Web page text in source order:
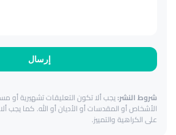
إرسال
شروط النشر:يجب ألا تكون التعليقات تشهيرية أو
الأشخاص أو المقدسات أو الأديان أو الله. كما يجب
على الكراهية والتمييز.